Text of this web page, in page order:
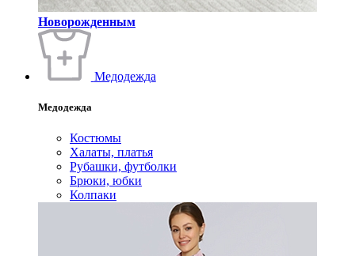
Новорожденным
Медодежда
Медодежда
Костюмы
Халаты, платья
Рубашки, футболки
Брюки, юбки
Колпаки